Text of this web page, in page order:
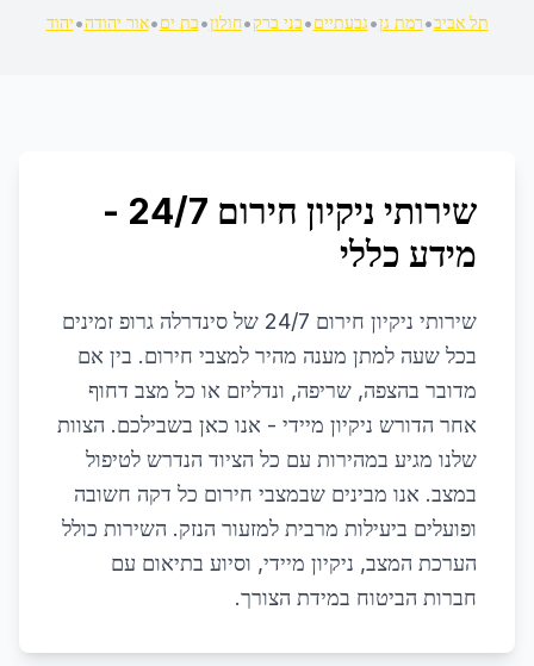
תל אביב•רמת גן•גבעתיים•בני ברק•חולון•בת ים•אור יהודה•יהוד
שירותי ניקיון חירום 24/7 -
מידע כללי
שירותי ניקיון חירום 24/7 של סינדרלה גרופ זמינים
בכל שעה למתן מענה מהיר למצבי חירום. בין אם
מדובר בהצפה, שריפה, ונדליזם או כל מצב דחוף
אחר הדורש ניקיון מיידי - אנו כאן בשבילכם. הצוות
שלנו מגיע במהירות עם כל הציוד הנדרש לטיפול
במצב. אנו מבינים שבמצבי חירום כל דקה חשובה
ופועלים ביעילות מרבית למזעור הנזק. השירות כולל
הערכת המצב, ניקיון מיידי, וסיוע בתיאום עם
חברות הביטוח במידת הצורך.